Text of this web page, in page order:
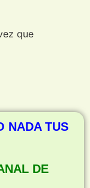
que
NADA TUS
DE